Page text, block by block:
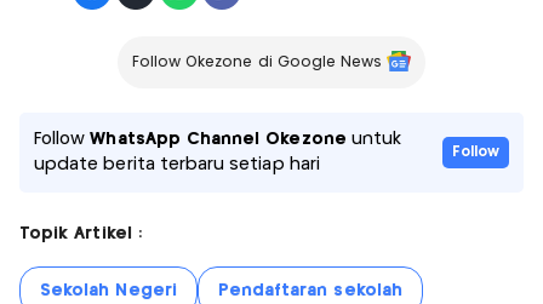
Follow Okezone di Google News
FollowWhatsApp Channel Okezone untuk
update berita terbaru setiap hari
Follow
Topik Artikel :
Sekolah Negeri Pendaftaran sekolah